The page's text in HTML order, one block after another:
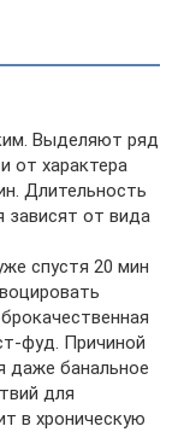
Выделяют ряд
от характера
Длительность
зависят от вида
спустя 20 мин
фуд. Причиной
даже банальное
для
в хроническую